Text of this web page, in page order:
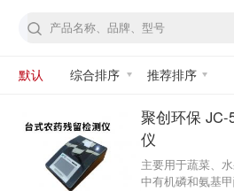
默认 综合排序 推荐排序
聚创环保 JC-
仪
主要用于蔬菜、
中有机磷和氨基